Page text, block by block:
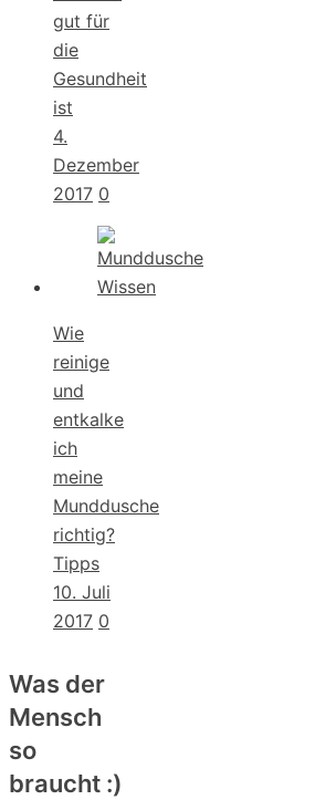
gut für
die
Gesundheit
ist
4.
Dezember
2017 0
Wie
reinige
und
entkalke
ich
meine
Munddusche
richtig?
Tipps
10. Juli
2017 0
Was der
Mensch
so
braucht :)